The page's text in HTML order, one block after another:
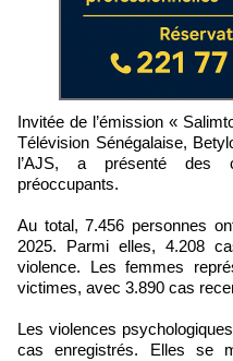
Invitée de l’émission « Salimtoo » diffusée sur la Radiodiffusion
Télévision Sénégalaise,
l’AJS, a présenté des
préoccupants.
Au total, 7.456 personnes
2025. Parmi elles, 4.208
violence. Les femmes
victimes, avec 3.890 cas
Les violences
cas enregistrés. Elles se